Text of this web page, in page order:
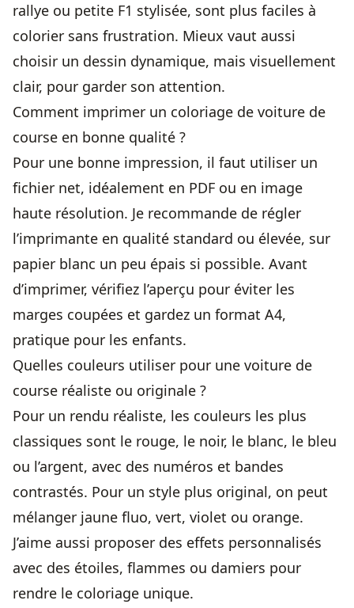
rallye ou petite F1 stylisée, sont plus faciles à
colorier sans frustration. Mieux vaut aussi
choisir un dessin dynamique, mais visuellement
clair, pour garder son attention.
Comment imprimer un coloriage de voiture de
course en bonne qualité ?
Pour une bonne impression, il faut utiliser un
fichier net, idéalement en PDF ou en image
haute résolution. Je recommande de régler
l’imprimante en qualité standard ou élevée, sur
papier blanc un peu épais si possible. Avant
d’imprimer, vérifiez l’aperçu pour éviter les
marges coupées et gardez un format A4,
pratique pour les enfants.
Quelles couleurs utiliser pour une voiture de
course réaliste ou originale ?
Pour un rendu réaliste, les couleurs les plus
classiques sont le rouge, le noir, le blanc, le bleu
ou l’argent, avec des numéros et bandes
contrastés. Pour un style plus original, on peut
mélanger jaune fluo, vert, violet ou orange.
J’aime aussi proposer des effets personnalisés
avec des étoiles, flammes ou damiers pour
rendre le coloriage unique.